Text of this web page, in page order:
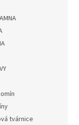
tvárnice